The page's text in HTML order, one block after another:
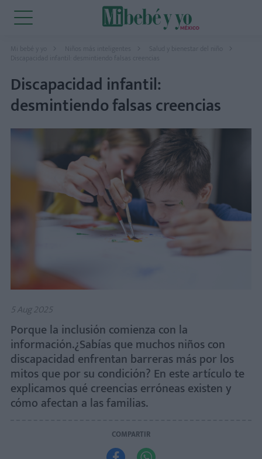
Mi bebé y yo Niños más inteligentes
Salud y bienestar del niño
Discapacidad infantil: desmintiendo falsas creencias
Discapacidad infantil:
desmintiendo falsas creencias
5 Aug 2025
Porque la inclusión comienza con la
información.¿Sabías que muchos niños con
discapacidad enfrentan barreras más por los
mitos que por su condición? En este artículo te
explicamos qué creencias erróneas existen y
cómo afectan a las familias.
COMPARTIR